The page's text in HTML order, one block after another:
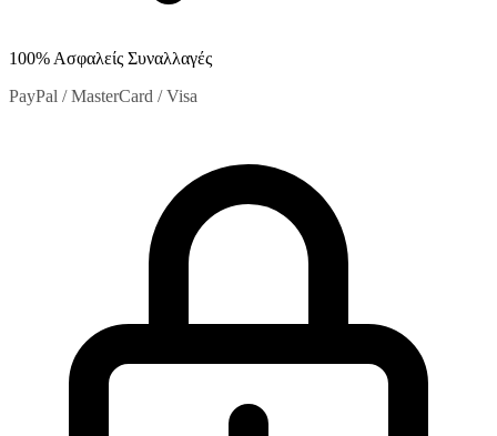
100% Ασφαλείς Συναλλαγές
PayPal / MasterCard / Visa